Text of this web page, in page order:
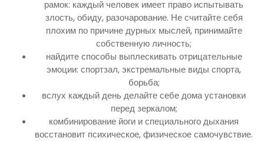
рамок: каждый человек имеет право испытывать
злость, обиду, разочарование. Не считайте себя
плохим по причине дурных мыслей, принимайте
собственную личность;
найдите способы выплескивать отрицательные
эмоции: спортзал, экстремальные виды спорта,
борьба;
вслух каждый день делайте себе дома установки
перед зеркалом;
комбинирование йоги и специального дыхания
восстановит психическое, физическое самочувствие.